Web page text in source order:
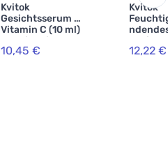
Kvitok
Gesichtsserum -
Vitamin C (10 ml)
- Anti-Aging-
Effekt
10,45 €
Kvitok
12,22 €